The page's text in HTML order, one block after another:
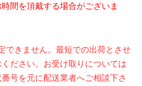
間を頂戴する場合がございま
できません。最短での出荷とさせ
ださい。お受け取りについては
号を元に配送業者へご相談下さ